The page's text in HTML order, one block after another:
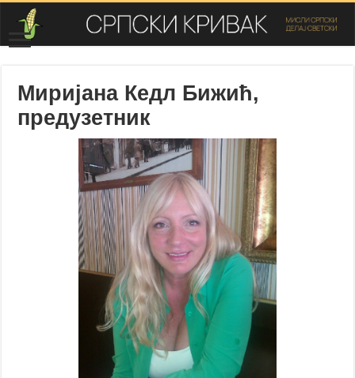
Миријана Кедл Бижић,
предузетник